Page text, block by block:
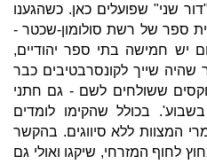
שני" שפועלים כאן. כשהגענו
ספר של רשת סולומון-שכטר -
יש חמישה בתי ספר יהודיים,
שהיה שייך לקונסרבטיבים כבר
ששולחים לשם - גם חתני
בכולל שהקימו לומדים
המצוות ללא סיווגים. בהקשר
לחוף המזרחי, שיקגו ואולי גם